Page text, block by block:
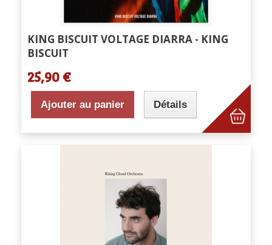
KING BISCUIT VOLTAGE DIARRA - KING
BISCUIT
25,90 €
Ajouter au panier Détails